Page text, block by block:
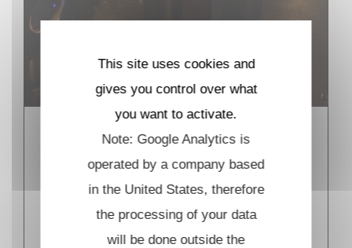
Dynamique de repliement des
biomolécules sondée par
dichroïsme circulaire résolu en
temps
EN SAVOIR PLUS
This site uses cookies and
gives you control over what
you want to activate.
Note: Google Analytics is
operated by a company based
in the United States, therefore
the processing of your data
will be done outside the